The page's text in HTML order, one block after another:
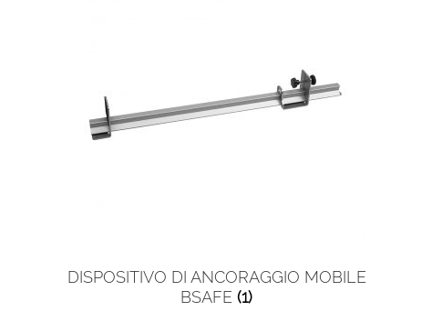
DISPOSITIVO DI ANCORAGGIO MOBILE
BSAFE(1)